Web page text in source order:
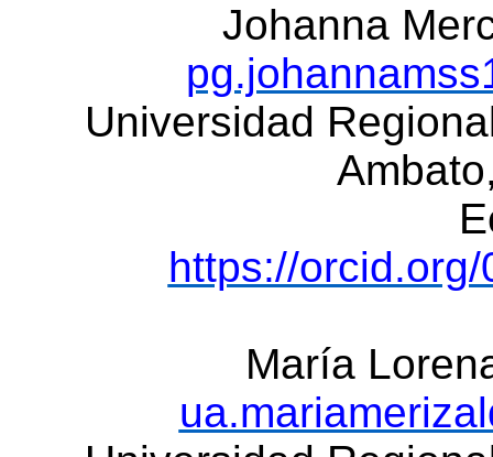
Johanna
Universidad
https://
María